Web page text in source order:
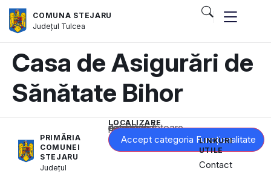
COMUNA STEJARU
Județul Tulcea
Casa de Asigurări de
Sănătate Bihor
PRIMĂRIA
COMUNEI
STEJARU
Județul
LOCALIZARE
Acest conținut este blocat până când acceptați categoria corespunzătoare de cookie-uri.
Accept categoria Funcționalitate
LINKURI
UTILE
Contact